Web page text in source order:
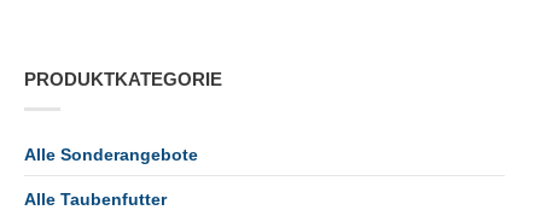
PRODUKTKATEGORIE
Alle Sonderangebote
Alle Taubenfutter